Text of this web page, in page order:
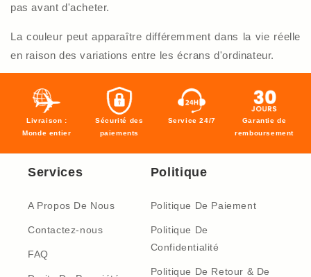
pas avant d'acheter.
La couleur peut apparaître différemment dans la vie réelle
en raison des variations entre les écrans d'ordinateur.
Livraison :
Monde entier
Sécurité des
paiements
Service 24/7
Garantie de
remboursement
Services
A Propos De Nous
Contactez-nous
FAQ
Politique
Politique De Paiement
Politique De
Confidentialité
Politique De Retour & De